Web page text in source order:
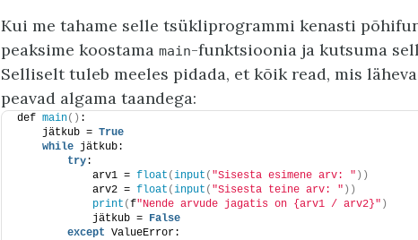
Kui me tahame selle tsükliprogrammi kenasti
peaksime koostama main-funktsioonia ja kutsuma
Selliselt tuleb meeles pidada, et kõik read, mis
peavad algama taandega:
def main() :
    jätkub =
True
while jätkub:
try:
            arv1 =
float (input ( "Sisesta esimene arv: " ))
            arv2 =
float (input ( "Sisesta teine arv: " ))
print (f"Nende arvude jagatis on {arv1 / arv2}" )
            jätkub =
False
except ValueError: